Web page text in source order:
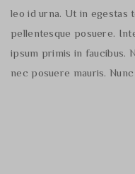
leo id urna. Ut in egestas
pellentesque posuere.
ipsum primis in faucibus.
nec posuere mauris.